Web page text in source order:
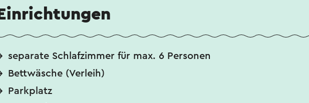
Einrichtungen
separate Schlafzimmer für max. 6 Personen
Bettwäsche (Verleih)
Parkplatz